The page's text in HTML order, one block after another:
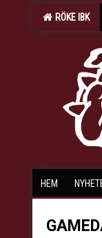
RÖKE IBK
HEM